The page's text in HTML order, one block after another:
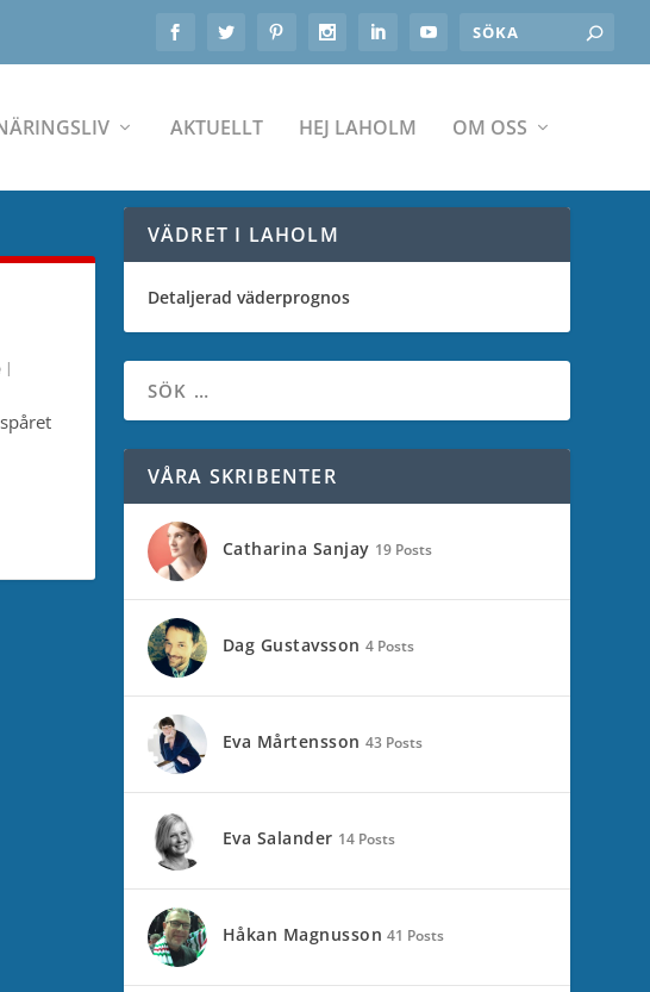
AKTUELLT HEJ LAHOLM OM OSS
|
VÄDRET I LAHOLM
Detaljerad väderprognos
VÅRA SKRIBENTER
Catharina Sanjay 19 Posts
Dag Gustavsson 4 Posts
Eva Mårtensson 43 Posts
Eva Salander 14 Posts
Håkan Magnusson 41 Posts